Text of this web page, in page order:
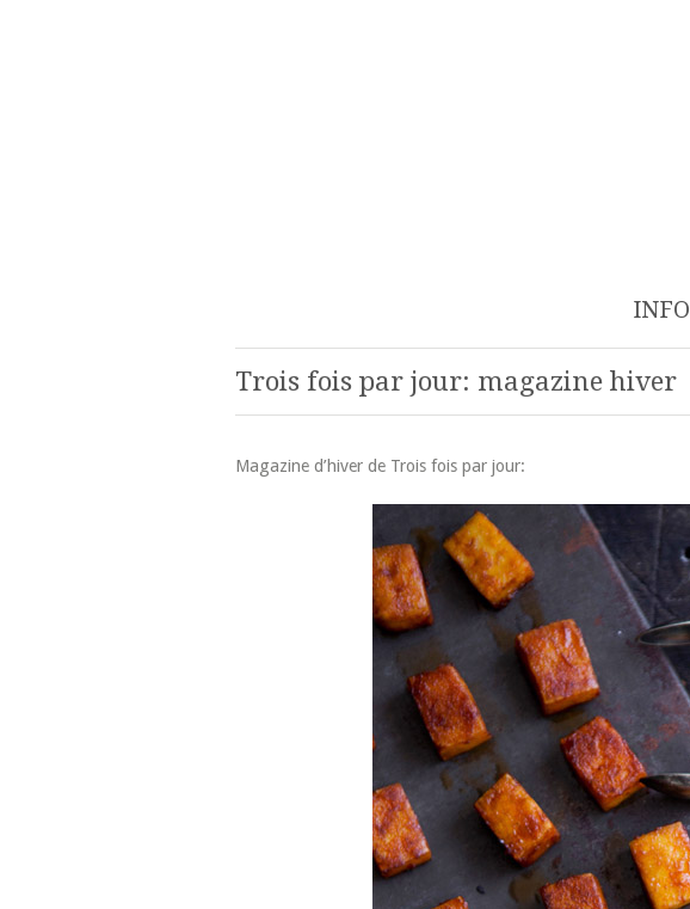
INFO
Trois fois par jour: magazine hiver
Magazine d’hiver de Trois fois par jour: